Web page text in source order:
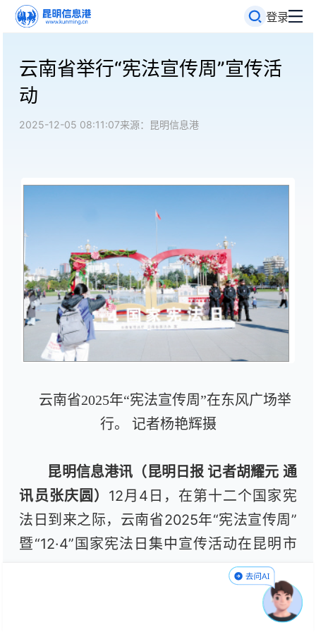
登录
云南省举行“宪法宣传周”宣传活
动
2025-12-05 08:11:07来源：昆明信息港
云南省2025年“宪法宣传周”在东风广场举
行。 记者杨艳辉摄
昆明信息港讯（昆明日报 记者胡耀元 通
讯员张庆圆 ） 12月4日，在第十二个国家宪
法日到来之际，云南省2025年“宪法宣传周”
暨“12·4”国家宪法日集中宣传活动在昆明市
活动现场，主办方为第五届云南法治“三